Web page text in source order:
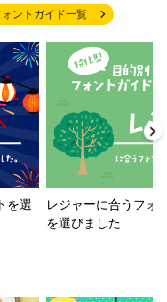
ォントガイド一覧
を選
レジャーに合うフォ
を選びました